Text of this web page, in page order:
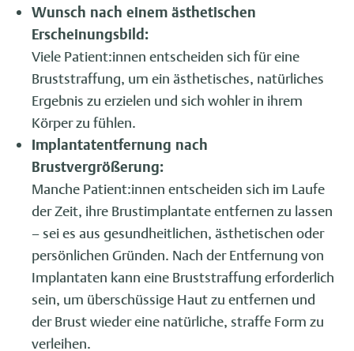
Wunsch nach einem ästhetischen
Erscheinungsbild:
Viele Patient:innen entscheiden sich für eine
Bruststraffung, um ein ästhetisches, natürliches
Ergebnis zu erzielen und sich wohler in ihrem
Körper zu fühlen.
Implantatentfernung nach
Brustvergrößerung:
Manche Patient:innen entscheiden sich im Laufe
der Zeit, ihre Brustimplantate entfernen zu lassen
– sei es aus gesundheitlichen, ästhetischen oder
persönlichen Gründen. Nach der Entfernung von
Implantaten kann eine Bruststraffung erforderlich
sein, um überschüssige Haut zu entfernen und
der Brust wieder eine natürliche, straffe Form zu
verleihen.